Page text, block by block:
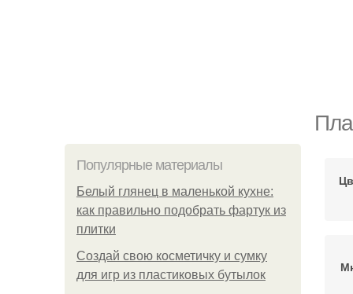
Популярные материалы
Белый глянец в маленькой кухне:
как правильно подобрать фартук из
плитки
Создай свою косметичку и сумку
для игр из пластиковых бутылок